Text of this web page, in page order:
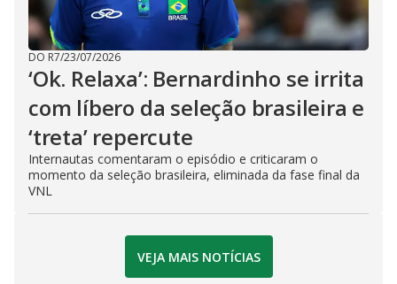
DO R7/23/07/2026
‘Ok. Relaxa’: Bernardinho se irrita
com líbero da seleção brasileira e
‘treta’ repercute
Internautas comentaram o episódio e criticaram o
momento da seleção brasileira, eliminada da fase final da
VNL
VEJA MAIS NOTÍCIAS